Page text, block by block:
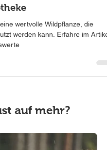
- Heilpflanze für die
wertvolle Wildpflanze, die
auf mehr?